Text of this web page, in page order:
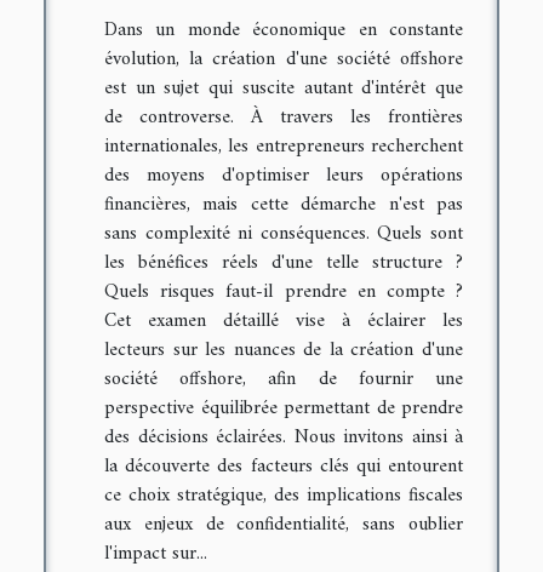
Dans un monde économique en constante
évolution, la création d'une société offshore
est un sujet qui suscite autant d'intérêt que
de controverse. À travers les frontières
internationales, les entrepreneurs recherchent
des moyens d'optimiser leurs opérations
financières, mais cette démarche n'est pas
sans complexité ni conséquences. Quels sont
les bénéfices réels d'une telle structure ?
Quels risques faut-il prendre en compte ?
Cet examen détaillé vise à éclairer les
lecteurs sur les nuances de la création d'une
société offshore, afin de fournir une
perspective équilibrée permettant de prendre
des décisions éclairées. Nous invitons ainsi à
la découverte des facteurs clés qui entourent
ce choix stratégique, des implications fiscales
aux enjeux de confidentialité, sans oublier
l'impact sur...